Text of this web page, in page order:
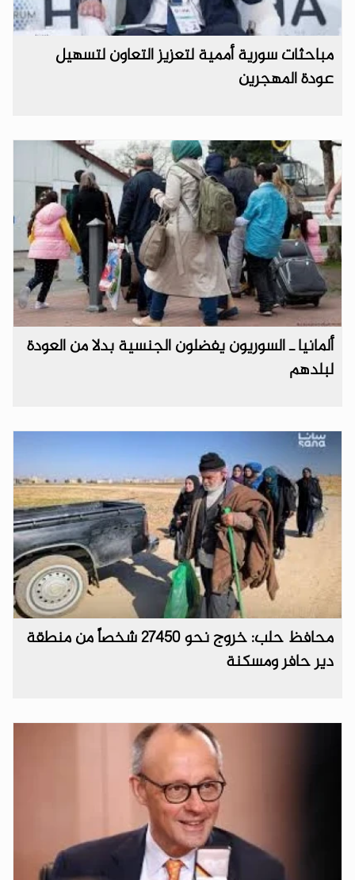
مباحثات سورية أممية لتعزيز التعاون لتسهيل
عودة المهجرين
ألمانيا ـ السوريون يفضلون الجنسية بدلا من العودة
لبلدهم
محافظ حلب: خروج نحو 27450 شخصاً من منطقة
دير حافر ومسكنة